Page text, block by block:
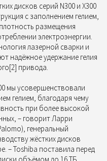
дисков серий N300 и X300
с заполнением гелием,
размещения
электроэнергии.
лазерной сварки и
надёжное удержание гелия
привода.
мы усовершенствовали
гелием, благодаря чему
при более высокой
– говорит Ларри
генеральный
жёстких дисков
– Toshiba поставила перед
объёмом до 16 ТБ,